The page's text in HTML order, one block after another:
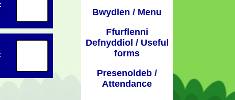
Bwydlen / Menu
Ffurflenni
Defnyddiol / Useful
forms
Presenoldeb /
Attendance